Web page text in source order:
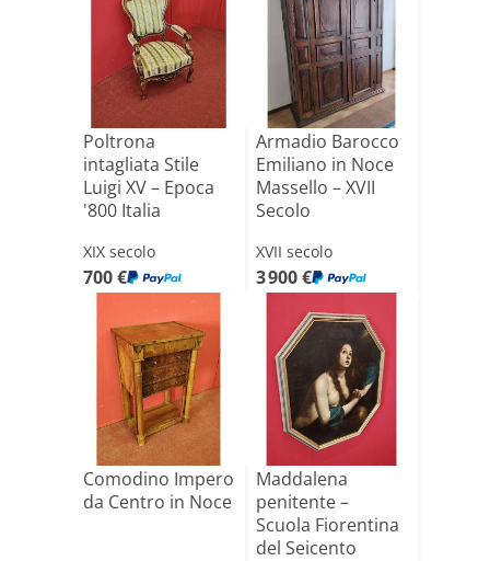
Poltrona
intagliata Stile
Luigi XV – Epoca
'800 Italia
XIX secolo
700 €
Armadio Barocco
Emiliano in Noce
Massello – XVII
Secolo
XVII secolo
3 900 €
Comodino Impero
da Centro in Noce
Maddalena
penitente –
Scuola Fiorentina
del Seicento